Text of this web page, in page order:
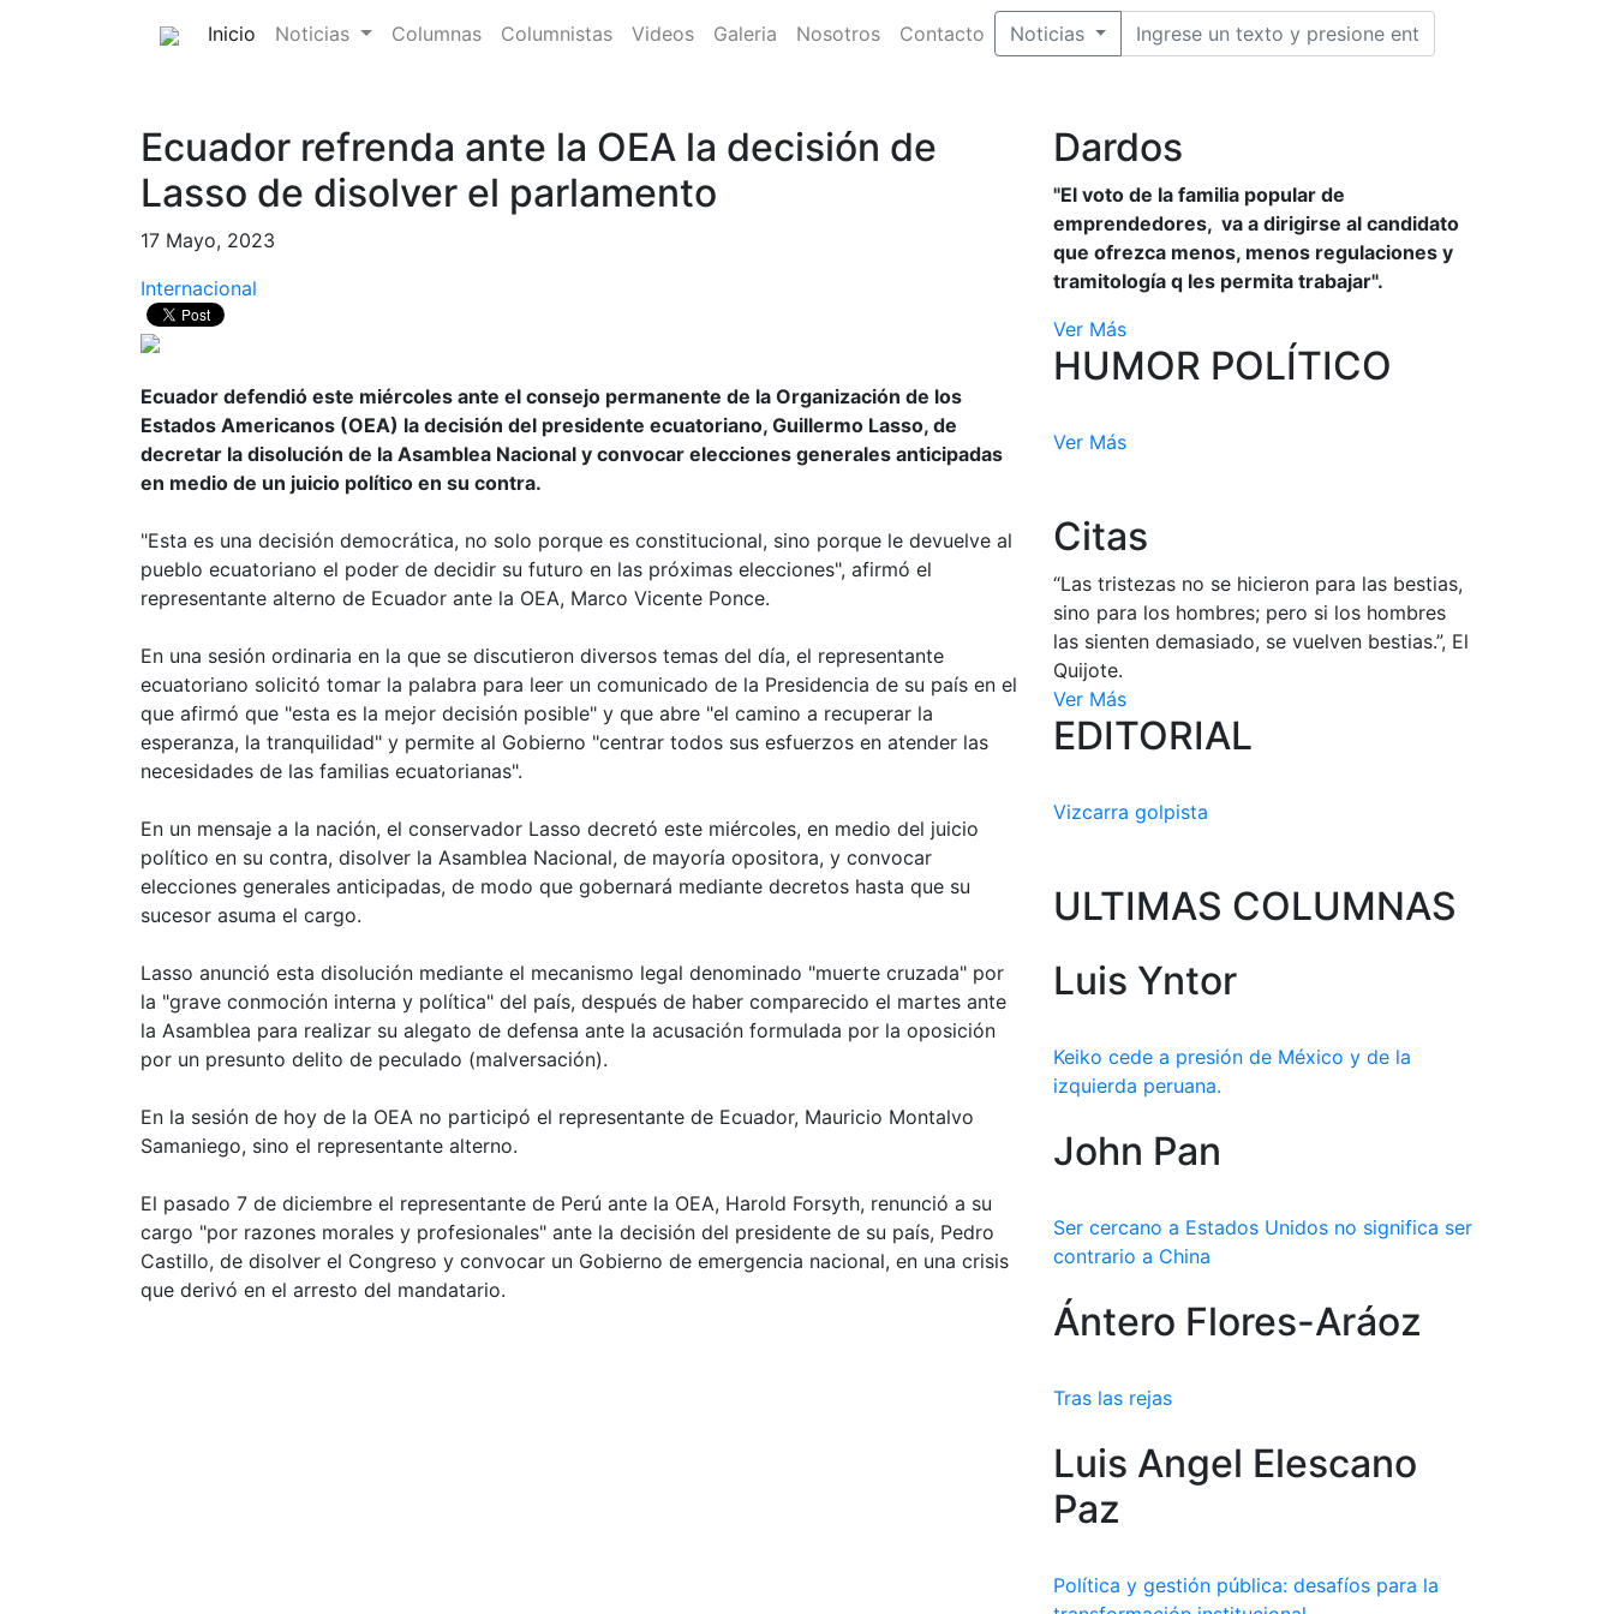
Inicio (current)
Noticias Columnas Columnistas Videos Galeria Nosotros Contacto Noticias
Ecuador refrenda ante la OEA la decisión de
Lasso de disolver el parlamento
17 Mayo, 2023
Internacional
Ecuador defendió este miércoles ante el consejo permanente de la Organización de los
Estados Americanos (OEA) la decisión del presidente ecuatoriano, Guillermo Lasso, de
decretar la disolución de la Asamblea Nacional y convocar elecciones generales anticipadas
en medio de un juicio político en su contra.
"Esta es una decisión democrática, no solo porque es constitucional, sino porque le devuelve al
pueblo ecuatoriano el poder de decidir su futuro en las próximas elecciones", afirmó el
representante alterno de Ecuador ante la OEA, Marco Vicente Ponce.
En una sesión ordinaria en la que se discutieron diversos temas del día, el representante
ecuatoriano solicitó tomar la palabra para leer un comunicado de la Presidencia de su país en el
que afirmó que "esta es la mejor decisión posible" y que abre "el camino a recuperar la
esperanza, la tranquilidad" y permite al Gobierno "centrar todos sus esfuerzos en atender las
necesidades de las familias ecuatorianas".
En un mensaje a la nación, el conservador Lasso decretó este miércoles, en medio del juicio
político en su contra, disolver la Asamblea Nacional, de mayoría opositora, y convocar
elecciones generales anticipadas, de modo que gobernará mediante decretos hasta que su
sucesor asuma el cargo.
Lasso anunció esta disolución mediante el mecanismo legal denominado "muerte cruzada" por
la "grave conmoción interna y política" del país, después de haber comparecido el martes ante
la Asamblea para realizar su alegato de defensa ante la acusación formulada por la oposición
por un presunto delito de peculado (malversación).
En la sesión de hoy de la OEA no participó el representante de Ecuador, Mauricio Montalvo
Samaniego, sino el representante alterno.
El pasado 7 de diciembre el representante de Perú ante la OEA, Harold Forsyth, renunció a su
cargo "por razones morales y profesionales" ante la decisión del presidente de su país, Pedro
Castillo, de disolver el Congreso y convocar un Gobierno de emergencia nacional, en una crisis
que derivó en el arresto del mandatario.
Dardos
"El voto de la familia popular de
emprendedores, va a dirigirse al candidato
que ofrezca menos, menos regulaciones y
tramitología q les permita trabajar".
Ver Más
HUMOR POLÍTICO
Ver Más
Citas
“Las tristezas no se hicieron para las bestias,
sino para los hombres; pero si los hombres
las sienten demasiado, se vuelven bestias.”, El
Quijote.
Ver Más
EDITORIAL
Vizcarra golpista
ULTIMAS COLUMNAS
Luis Yntor
Keiko cede a presión de México y de la
izquierda peruana.
John Pan
Ser cercano a Estados Unidos no significa ser
contrario a China
Ántero Flores-Aráoz
Tras las rejas
Luis Angel Elescano
Paz
Política y gestión pública: desafíos para la